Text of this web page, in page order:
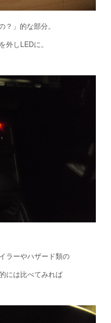
」的な部分。
外しLEDに。
ラーやハザード類の
には比べてみれば